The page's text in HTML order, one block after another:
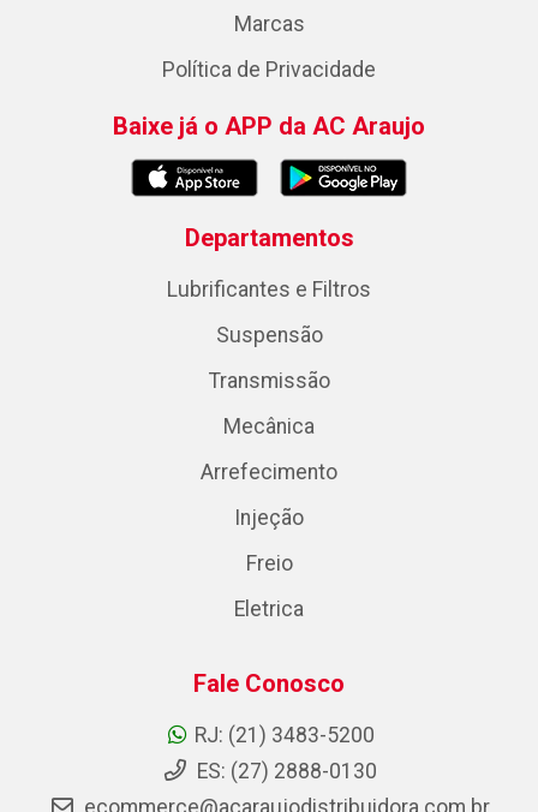
Marcas
Política de Privacidade
Baixe já o APP da AC Araujo
Departamentos
Lubrificantes e Filtros
Suspensão
Transmissão
Mecânica
Arrefecimento
Injeção
Freio
Eletrica
Fale Conosco
RJ: (21) 3483-5200
ES: (27) 2888-0130
ecommerce@acaraujodistribuidora.com.br